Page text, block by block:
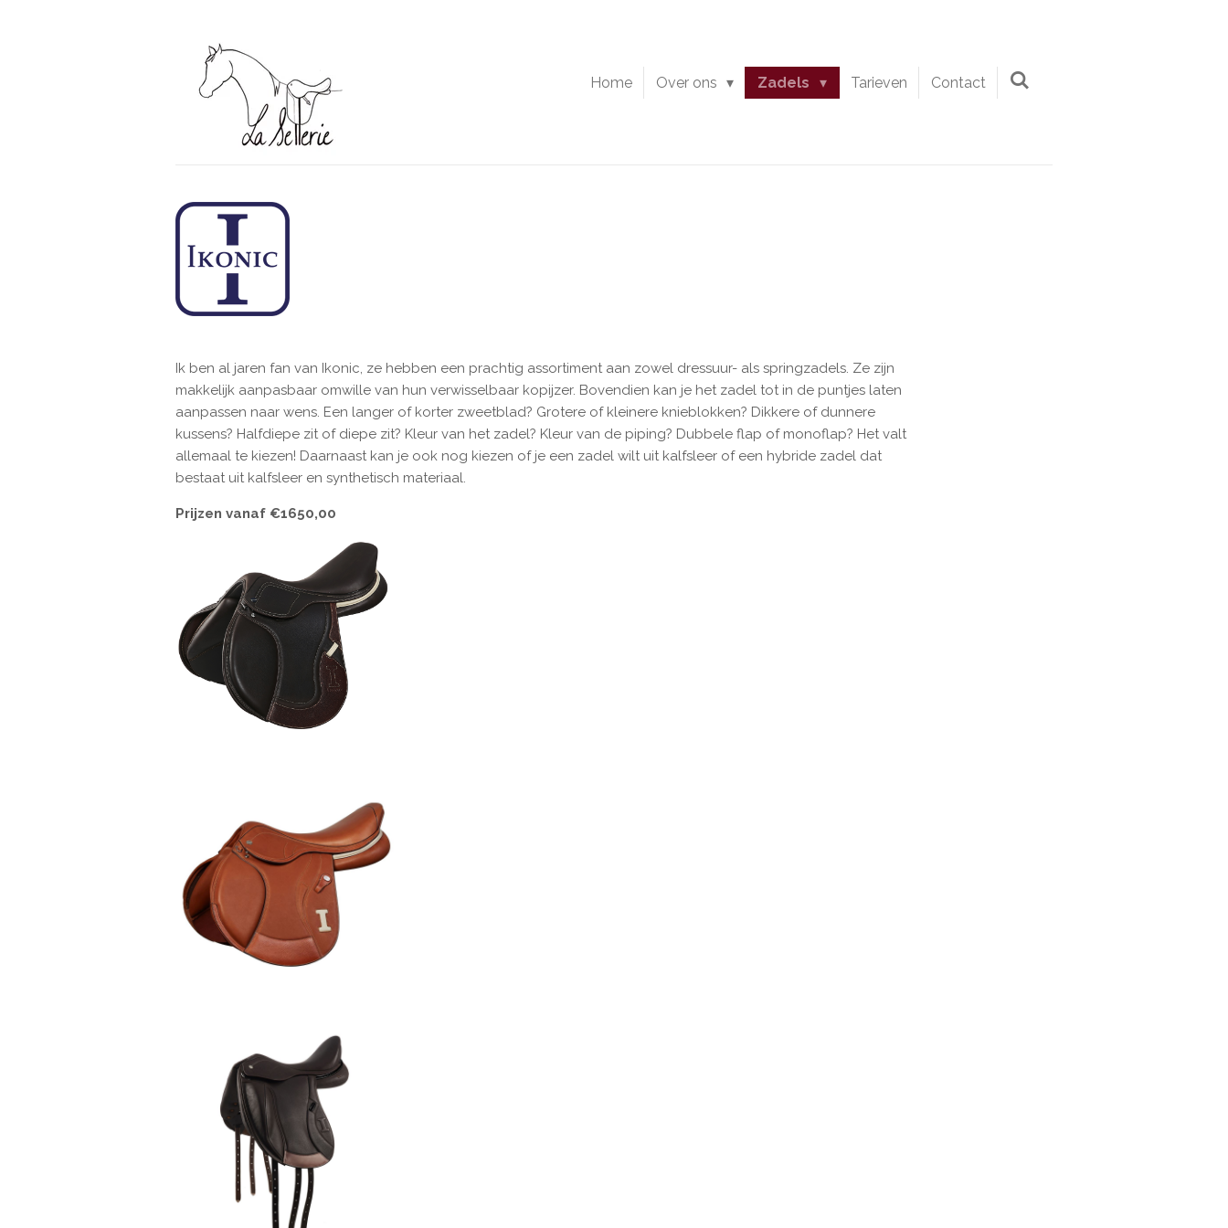
Home Over ons Zadels Tarieven Contact
Ik ben al jaren fan van Ikonic, ze hebben een prachtig assortiment aan zowel dressuur- als springzadels. Ze zijn
makkelijk aanpasbaar omwille van hun verwisselbaar kopijzer. Bovendien kan je het zadel tot in de puntjes laten
aanpassen naar wens. Een langer of korter zweetblad? Grotere of kleinere knieblokken? Dikkere of dunnere
kussens? Halfdiepe zit of diepe zit? Kleur van het zadel? Kleur van de piping? Dubbele flap of monoflap? Het valt
allemaal te kiezen! Daarnaast kan je ook nog kiezen of je een zadel wilt uit kalfsleer of een hybride zadel dat
bestaat uit kalfsleer en synthetisch materiaal.
Prijzen vanaf €1650,00